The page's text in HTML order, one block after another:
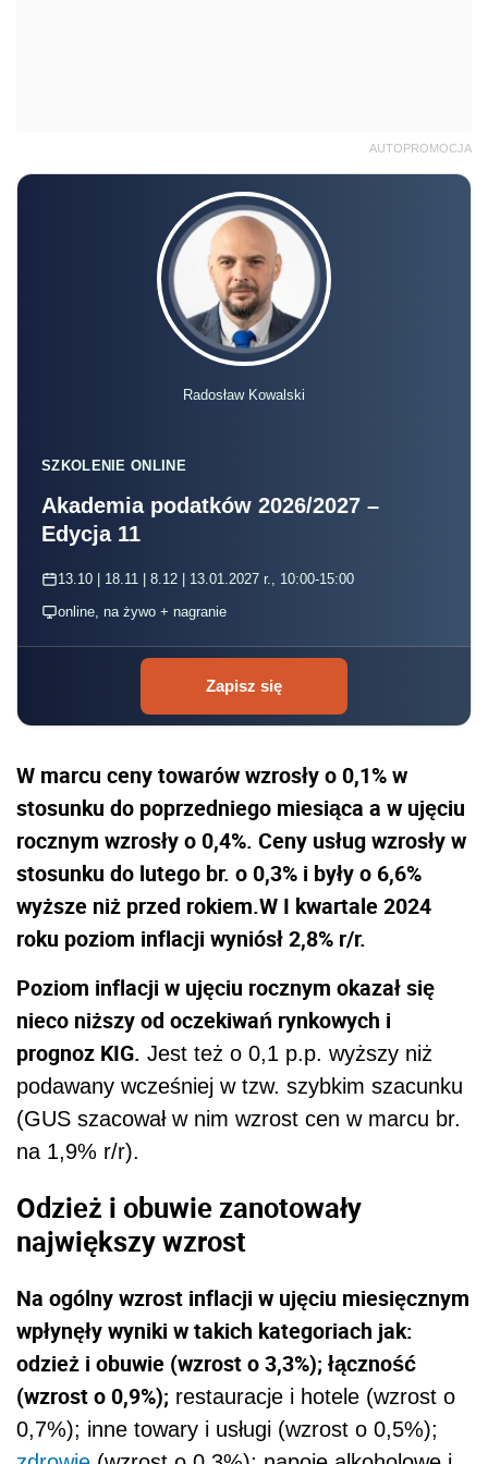
AUTOPROMOCJA
Radosław Kowalski
SZKOLENIE ONLINE
Akademia podatków 2026/2027 –
Edycja 11
13.10 | 18.11 | 8.12 | 13.01.2027 r., 10:00-15:00
online, na żywo + nagranie
Zapisz się
W marcu ceny towarów wzrosły o 0,1% w
stosunku do poprzedniego miesiąca a w ujęciu
rocznym wzrosły o 0,4%. Ceny usług wzrosły w
stosunku do lutego br. o 0,3% i były o 6,6%
wyższe niż przed rokiem.W I kwartale 2024
roku poziom inflacji wyniósł 2,8% r/r.
Poziom inflacji w ujęciu rocznym okazał się
nieco niższy od oczekiwań rynkowych i
prognoz KIG. Jest też o 0,1 p.p. wyższy niż
podawany wcześniej w tzw. szybkim szacunku
(GUS szacował w nim wzrost cen w marcu br.
na 1,9% r/r).
Odzież i obuwie zanotowały
największy wzrost
Na ogólny wzrost inflacji w ujęciu miesięcznym
wpłynęły wyniki w takich kategoriach jak:
odzież i obuwie (wzrost o 3,3%); łączność
(wzrost o 0,9%); restauracje i hotele (wzrost o
0,7%); inne towary i usługi (wzrost o 0,5%);